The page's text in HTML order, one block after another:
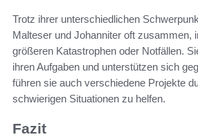
Trotz ihrer unterschiedlichen
Malteser und Johanniter oft zusammen,
größeren Katastrophen oder Notfällen.
ihren Aufgaben und unterstützen sich
führen sie auch verschiedene Projekte
schwierigen Situationen zu helfen.
Fazit